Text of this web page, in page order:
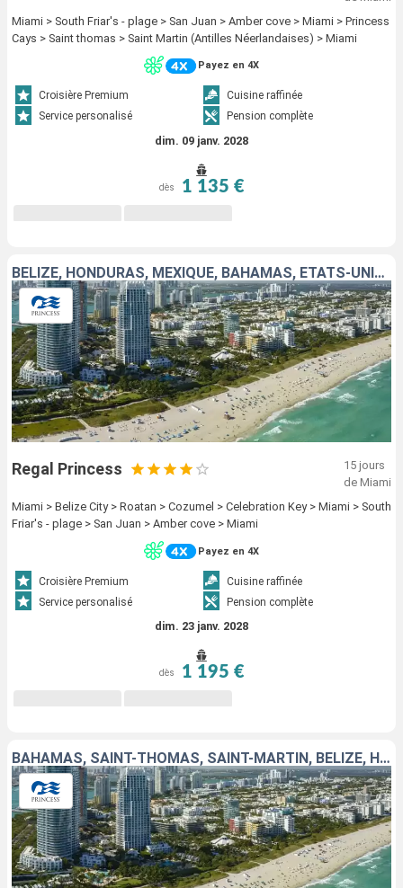
Miami > South Friar's - plage > San Juan > Amber cove > Miami > Princess
Cays > Saint thomas > Saint Martin (Antilles Néerlandaises) > Miami
Payez en 4X
Croisière Premium
Cuisine raffinée
Service personalisé
Pension complète
dim. 09 janv. 2028
dès 1 135 €
BELIZE, HONDURAS, MEXIQUE, BAHAMAS, ÉTATS-UNIS, PORTO RICO, RÉPUBLIQUE DOMINICAINE
Regal Princess
15 jours
de Miami
Miami > Belize City > Roatan > Cozumel > Celebration Key > Miami > South
Friar's - plage > San Juan > Amber cove > Miami
Payez en 4X
Croisière Premium
Cuisine raffinée
Service personalisé
Pension complète
dim. 23 janv. 2028
dès 1 195 €
BAHAMAS, SAINT-THOMAS, SAINT-MARTIN, BELIZE, HONDURAS, MEXIQUE, ÉTATS-UNIS